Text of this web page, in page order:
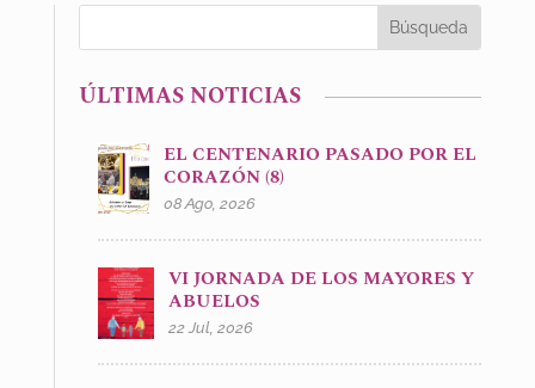
ÚLTIMAS NOTICIAS
EL CENTENARIO PASADO POR EL
CORAZÓN (8)
08 Ago, 2026
VI JORNADA DE LOS MAYORES Y
ABUELOS
22 Jul, 2026